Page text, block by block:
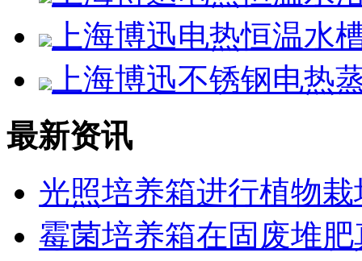
上海博迅电热恒温水
上海博迅不锈钢电热
最新资讯
光照培养箱进行植物
霉菌培养箱在固废堆